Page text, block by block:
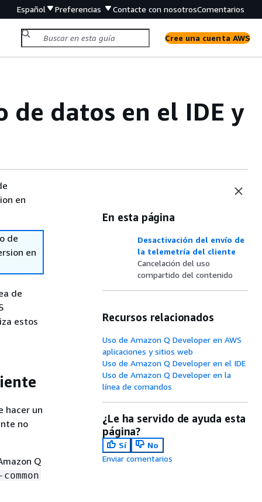
Español Preferencias Contacte con nosotrosComentarios
Cree una cuenta AWS
de datos en el IDE y
en
de
en
de
estos
hacer un
no
Q
En esta página
Desactivación del envío de
la telemetría del cliente
Cancelación del uso
compartido del contenido
Recursos relacionados
Uso de Amazon Q Developer en AWS
aplicaciones y sitios web
Uso de Amazon Q Developer en el IDE
Uso de Amazon Q Developer en la
línea de comandos
¿Le ha servido de ayuda esta
página?
Sí
No
Enviar comentarios